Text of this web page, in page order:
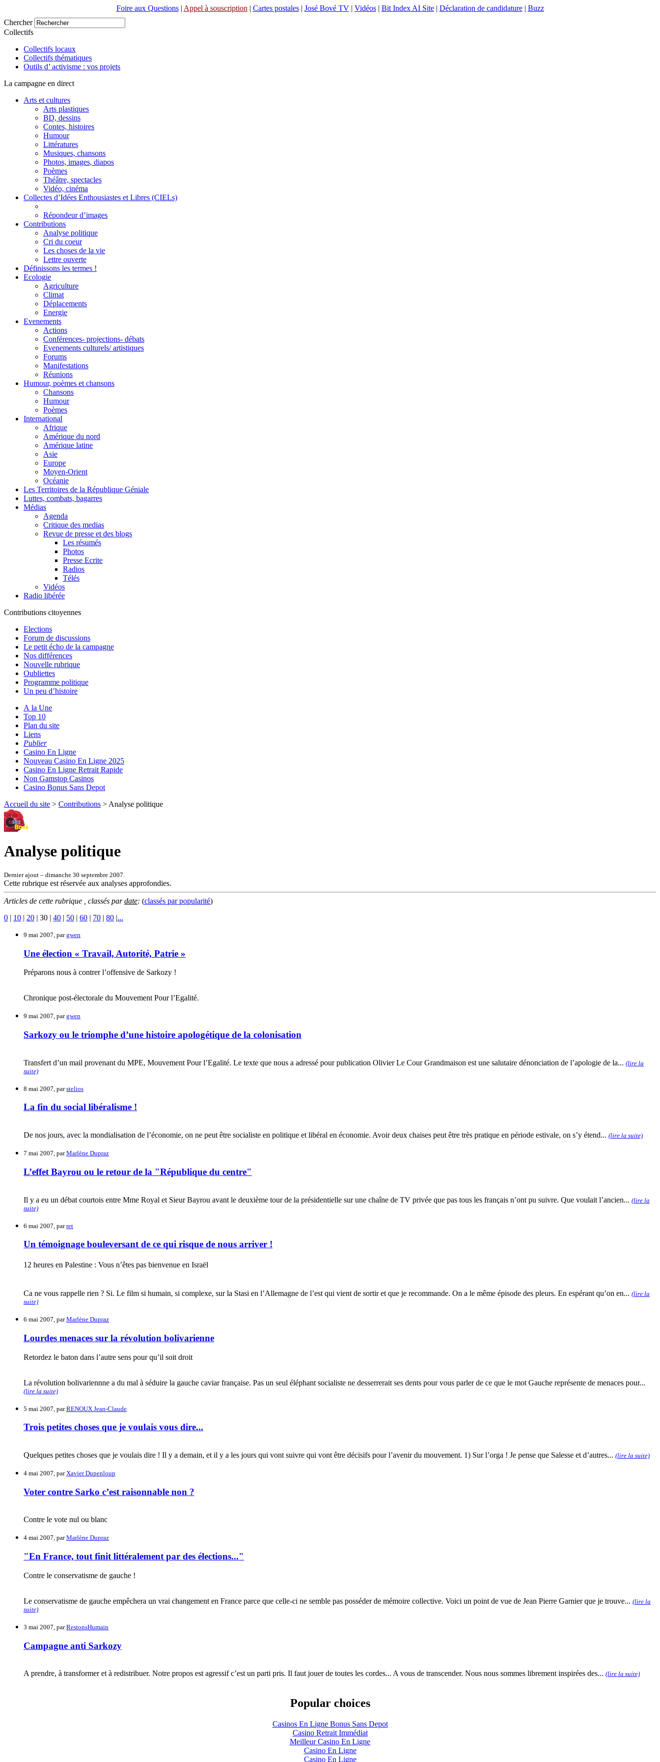
Foire aux Questions| Appel à souscription | Cartes postales| José Bové TV| Vidéos| Bit Index AI Site| Déclaration de candidature| Buzz
Chercher
Collectifs
Collectifs locaux
Collectifs thématiques
Outils d’ activisme : vos projets
La campagne en direct
Arts et cultures
Arts plastiques
BD, dessins
Contes, histoires
Humour
Littératures
Musiques, chansons
Photos, images, diapos
Poèmes
Théâtre, spectacles
Vidéo, cinéma
Collectes d’Idées Enthousiastes et Libres (CIELs)
Répondeur d’images
Contributions
Analyse politique
Cri du coeur
Les choses de la vie
Lettre ouverte
Définissons les termes !
Ecologie
Agriculture
Climat
Déplacements
Energie
Evenements
Actions
Conférences- projections- débats
Evenements culturels/ artistiques
Forums
Manifestations
Réunions
Humour, poèmes et chansons
Chansons
Humour
Poèmes
International
Afrique
Amérique du nord
Amérique latine
Asie
Europe
Moyen-Orient
Océanie
Les Territoires de la République Géniale
Luttes, combats, bagarres
Médias
Agenda
Critique des medias
Revue de presse et des blogs
Les résumés
Photos
Presse Ecrite
Radios
Télés
Vidéos
Radio libérée
Contributions citoyennes
Elections
Forum de discussions
Le petit écho de la campagne
Nos différences
Nouvelle rubrique
Oubliettes
Programme politique
Un peu d’histoire
A la Une
Top 10
Plan du site
Liens
Publier
Casino En Ligne
Nouveau Casino En Ligne 2025
Casino En Ligne Retrait Rapide
Non Gamstop Casinos
Casino Bonus Sans Depot
Accueil du site > Contributions > Analyse politique
Analyse politique
Dernier ajout – dimanche 30 septembre 2007.
Cette rubrique est réservée aux analyses approfondies.
Articles de cette rubrique , classés pardate: (classés parpopularité)
0 | 10 | 20 | 30 | 40 | 50 | 60 | 70 | 80 |...
9 mai 2007, pargwen
Une élection « Travail, Autorité, Patrie »
Préparons nous à contrer l’offensive de Sarkozy !
Chronique post-électorale du Mouvement Pour l’Egalité.
9 mai 2007, pargwen
Sarkozy ou le triomphe d’une histoire apologétique de la colonisation
Transfert d’un mail provenant du MPE, Mouvement Pour l’Egalité. Le texte que nous a adressé pour publication Olivier Le Cour Grandmaison est une salutaire dénonciation de l’apologie de la... (lire la
suite)
8 mai 2007, parstelios
La fin du social libéralisme !
De nos jours, avec la mondialisation de l’économie, on ne peut être socialiste en politique et libéral en économie. Avoir deux chaises peut être très pratique en période estivale, on s’y étend... (lire la suite)
7 mai 2007, parMarlène Dupraz
L’effet Bayrou ou le retour de la "République du centre"
Il y a eu un débat courtois entre Mme Royal et Sieur Bayrou avant le deuxième tour de la présidentielle sur une chaîne de TV privée que pas tous les français n’ont pu suivre. Que voulait l’ancien... (lire la
suite)
6 mai 2007, parret
Un témoignage bouleversant de ce qui risque de nous arriver !
12 heures en Palestine : Vous n’êtes pas bienvenue en Israël
Ca ne vous rappelle rien ? Si. Le film si humain, si complexe, sur la Stasi en l’Allemagne de l’est qui vient de sortir et que je recommande. On a le même épisode des pleurs. En espérant qu’on en... (lire la
suite)
6 mai 2007, parMarlène Dupraz
Lourdes menaces sur la révolution bolivarienne
Retordez le baton dans l’autre sens pour qu’il soit droit
La révolution bolivariennne a du mal à séduire la gauche caviar française. Pas un seul éléphant socialiste ne desserrerait ses dents pour vous parler de ce que le mot Gauche représente de menaces pour...
(lire la suite)
5 mai 2007, parRENOUX Jean-Claude
Trois petites choses que je voulais vous dire...
Quelques petites choses que je voulais dire ! Il y a demain, et il y a les jours qui vont suivre qui vont être décisifs pour l’avenir du mouvement. 1) Sur l’orga ! Je pense que Salesse et d’autres... (lire la suite)
4 mai 2007, parXavier Dupenloup
Voter contre Sarko c’est raisonnable non ?
Contre le vote nul ou blanc
4 mai 2007, parMarlène Dupraz
"En France, tout finit littéralement par des élections..."
Contre le conservatisme de gauche !
Le conservatisme de gauche empêchera un vrai changement en France parce que celle-ci ne semble pas posséder de mémoire collective. Voici un point de vue de Jean Pierre Garnier que je trouve... (lire la
suite)
3 mai 2007, parRestonsHumain
Campagne anti Sarkozy
A prendre, à transformer et à redistribuer. Notre propos est agressif c’est un parti pris. Il faut jouer de toutes les cordes... A vous de transcender. Nous nous sommes librement inspirées des... (lire la suite)
Popular choices
Casinos En Ligne Bonus Sans Depot
Casino Retrait Immédiat
Meilleur Casino En Ligne
Casino En Ligne
Casino En Ligne